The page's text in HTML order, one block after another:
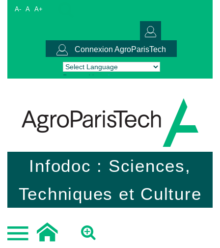
A- A A+
Connexion AgroParisTech
Powered by Translate
Infodoc : Sciences,
Techniques et Culture